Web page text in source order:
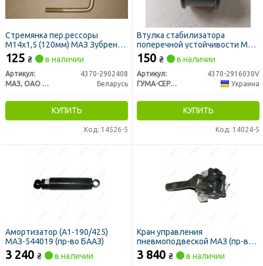
Стремянка пер.рессоры
М14х1,5 (120мм) МАЗ Зубренок
(пр-во МАЗ)
125 ₴ в наличии
Артикул:
4370-2902408
МАЗ, ОАО «Минский автомобильный завод»
Беларусь
КУПИТЬ
Код: 14526-5
Втулка стабилизатора
поперечной устойчивости МАЗ
задняя (Vigo)
150 ₴ в наличии
Артикул:
4370-2916030V
ГУМА-СЕРВІС УКРАЇНА
Украина
КУПИТЬ
Код: 14024-5
Амортизатор (А1-190/425)
МАЗ-544019 (пр-во БААЗ)
3 240 ₴ в наличии
Кран управления
пневмоподвеской МАЗ (пр-во
БелОМО)
3 840 ₴ в наличии